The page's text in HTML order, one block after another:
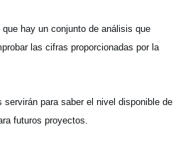
hay un conjunto de análisis que
las cifras proporcionadas por la
para saber el nivel disponible de
futuros proyectos.